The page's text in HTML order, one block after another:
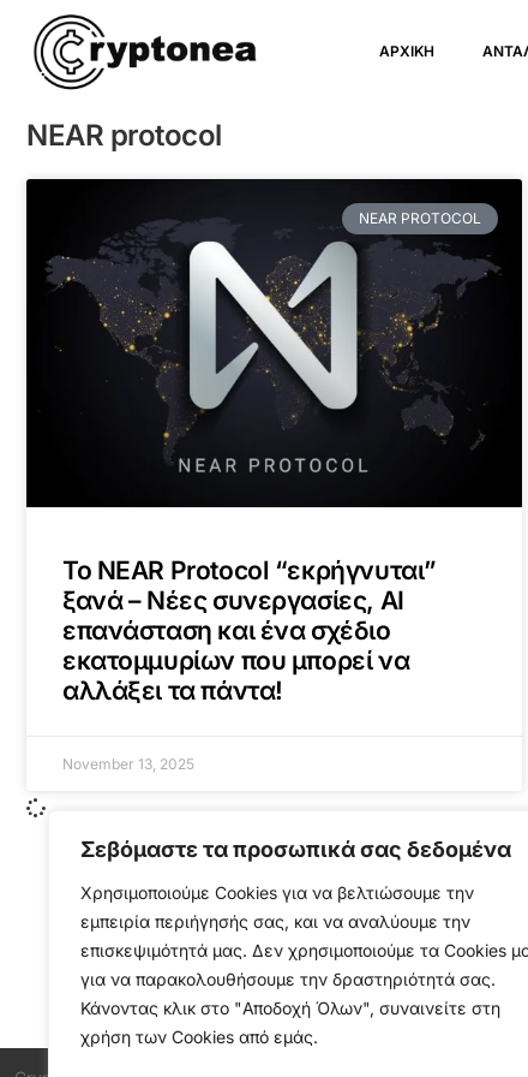
Σεβόμαστε τα προσωπικά σας δεδομένα
Χρησιμοποιούμε Cookies για να βελτιώσουμε την
εμπειρία περιήγησής σας, και να αναλύουμε την
επισκεψιμότητά μας. Δεν χρησιμοποιούμε τα Cookies
για να παρακολουθήσουμε την δραστηριότητά σας.
Κάνοντας κλικ στο "Αποδοχή Όλων", συναινείτε στη
χρήση των Cookies από εμάς.
ΑΡΧΙΚΗ
NEAR protocol
NEAR PROTOCOL
Το NEAR Protocol “εκρήγνυται”
ξανά – Νέες συνεργασίες, AI
επανάσταση και ένα σχέδιο
εκατομμυρίων που μπορεί να
αλλάξει τα πάντα!
November 13, 2025